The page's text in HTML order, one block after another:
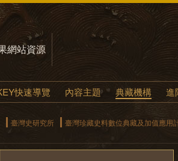
網站資源
快速導覽 內容主題 典藏機構 進
臺灣史研究所 臺灣珍藏史料數位典藏及加值應用